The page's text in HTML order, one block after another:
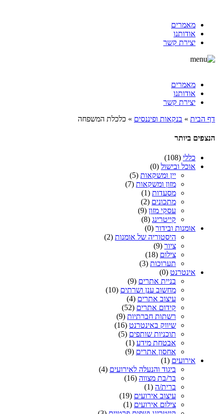
מאמרים
אודותנו
יצירת קשר
מאמרים
אודותנו
יצירת קשר
דף הבית » בנקאות ופיננסים » כלכלת המשפחה
הנצפים ביותר
כללי (108)
אוכל ובישול (0)
יין ומשקאות (5)
מזון ומשקאות (7)
מסעדות (1)
מתכונים (2)
עסקי מזון (9)
קייטרינג (8)
אומנות ובידור (0)
היסטוריה של אומנות (2)
ציור (9)
צילום (18)
תערוכות (3)
אינטרנט (0)
בניית אתרים (9)
מחשוב ענן ושרתים (10)
עיצוב אתרים (4)
קידום אתרים (52)
רשתות חברתיות (9)
שיווק באינטרנט (16)
תוכניות שותפים (5)
אבטחת מידע (1)
אחסון אתרים (9)
אירועים (1)
ביגוד והנעלה לאירועים (4)
בר/בת מצווה (16)
ברית/ה (1)
עיצוב אירועים (19)
צילום אירועים (1)